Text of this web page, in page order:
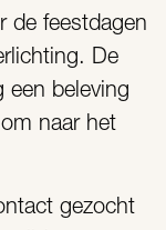
de feestdagen
De
een beleving
naar het
gezocht